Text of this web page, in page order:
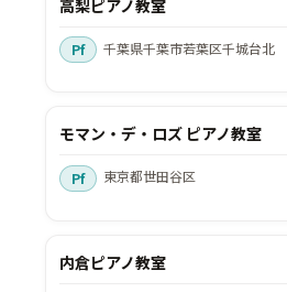
高梨ピアノ教室
千葉県千葉市若葉区千城台北
モマン・デ・ロズ ピアノ教室
東京都世田谷区
内倉ピアノ教室